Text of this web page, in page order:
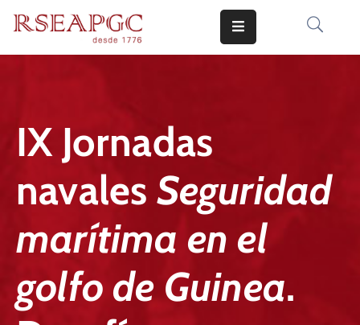
COMUNICADOS
CONOCERNOS
CONTACTO
IX Jornadas
navales Seguridad
marítima en el
golfo de Guinea.